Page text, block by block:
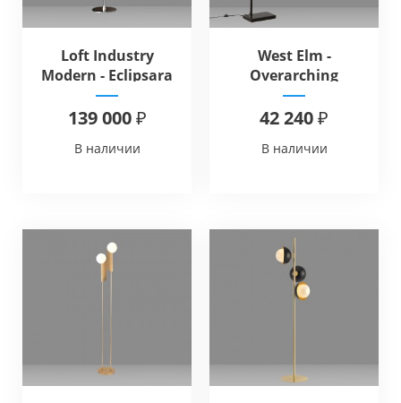
Loft Industry
Modern - Eclipsara
Floor
139 000 ₽
В наличии
West Elm -
Overarching
Curvilinear Mid-
Century Floor Lamp
42 240 ₽
В наличии